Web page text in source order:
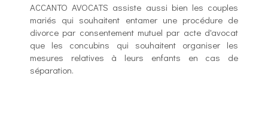
ACCANTO AVOCATS assiste aussi bien les couples
mariés qui souhaitent entamer une procédure de
divorce par consentement mutuel par acte d'avocat
que les concubins qui souhaitent organiser les
mesures relatives à leurs enfants en cas de
séparation.